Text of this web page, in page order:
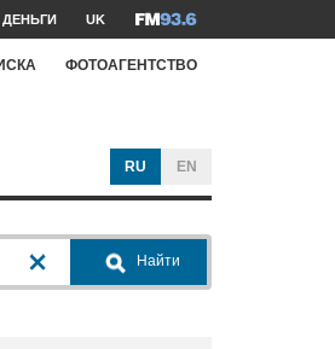
ДЕНЬГИ UK
ФОТОАГЕНТСТВО
RU EN
Найти